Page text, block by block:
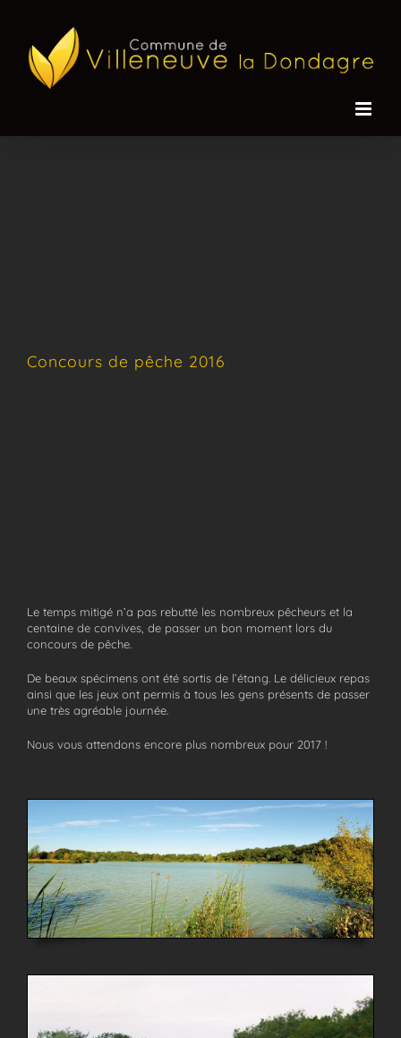
Concours de pêche 2016
Le temps mitigé n’a pas rebutté les nombreux pêcheurs et la
centaine de convives, de passer un bon moment lors du
concours de pêche.
De beaux spécimens ont été sortis de l’étang. Le délicieux repas
ainsi que les jeux ont permis à tous les gens présents de passer
une très agréable journée.
Nous vous attendons encore plus nombreux pour 2017 !